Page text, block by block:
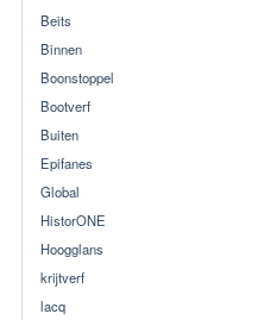
Beits
Binnen
Boonstoppel
Bootverf
Buiten
Epifanes
Global
HistorONE
Hoogglans
krijtverf
lacq